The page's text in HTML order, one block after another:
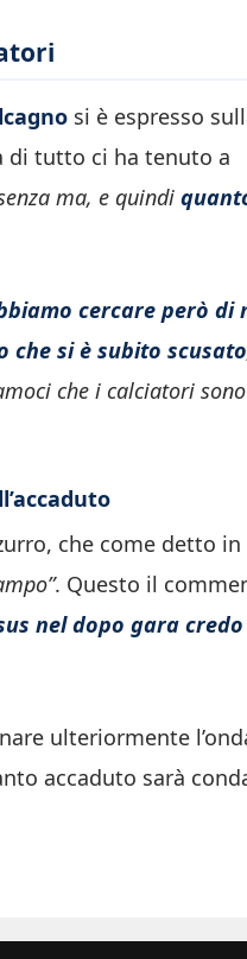
si è espresso
di tutto ci ha tenuto a
ma, e quindi
cercare però di
che si è subito scusato
che i calciatori
che come detto in
. Questo il
nel dopo gara
ulteriormente
accaduto sarà